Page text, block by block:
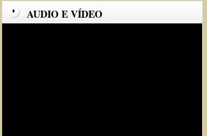
AUDIO E VÍDEO